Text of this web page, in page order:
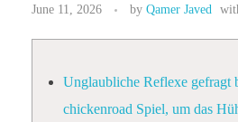
June 11, 2026 by Qamer Javed
Unglaubliche Reflexe gefragt
chickenroad Spiel, um das